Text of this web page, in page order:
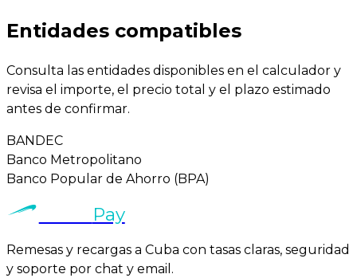
Entidades compatibles
Consulta las entidades disponibles en el calculador y
revisa el importe, el precio total y el plazo estimado
antes de confirmar.
BANDEC
Banco Metropolitano
Banco Popular de Ahorro (BPA)
Pay
Remesas y recargas a Cuba con tasas claras, seguridad
y soporte por chat y email .